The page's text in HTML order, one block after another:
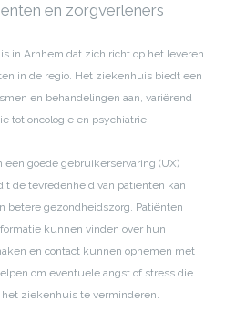
en zorgverleners
in Arnhem dat zich richt op het leveren
in de regio. Het ziekenhuis biedt een
en behandelingen aan, variërend
tot oncologie en psychiatrie.
goede gebruikerservaring (UX)
de tevredenheid van patiënten kan
betere gezondheidszorg. Patiënten
kunnen vinden over hun
en contact kunnen opnemen met
om eventuele angst of stress die
ziekenhuis te verminderen.